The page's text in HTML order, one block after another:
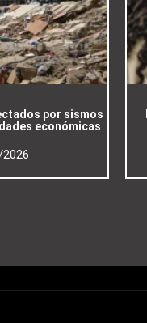
por sismos
económicas